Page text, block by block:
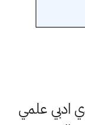
ادبي علمي